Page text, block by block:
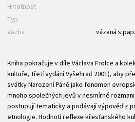
Hmotnost
Typ
Vazba
vázaná s
Kniha pokračuje v díle Václava Frolce a
kultuře, třetí vydání Vyšehrad 2001), aby
svátky Narození Páně jako fenomen
mnoho společných jevů v nesmírné
postupují tematicky a podávají výpověď z
etnologie. Hodnotí reflexe křesťanského